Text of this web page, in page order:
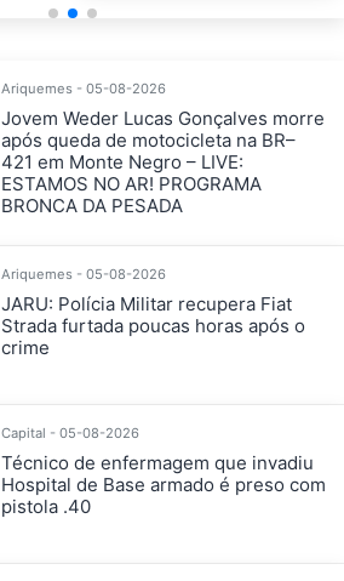
Ariquemes - 05-08-2026
Jovem Weder Lucas Gonçalves morre
após queda de motocicleta na BR–
421 em Monte Negro – LIVE:
ESTAMOS NO AR! PROGRAMA
BRONCA DA PESADA
Ariquemes - 05-08-2026
JARU: Polícia Militar recupera Fiat
Strada furtada poucas horas após o
crime
Capital - 05-08-2026
Técnico de enfermagem que invadiu
Hospital de Base armado é preso com
pistola .40